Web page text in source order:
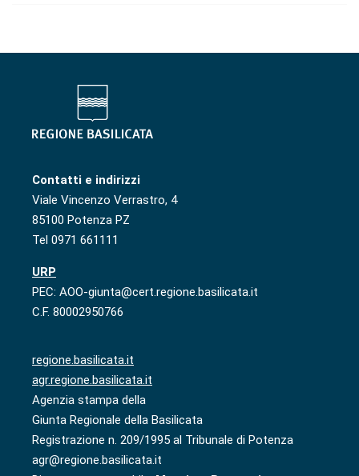
Contatti e indirizzi
Viale Vincenzo Verrastro, 4
85100 Potenza PZ
Tel 0971 661111
URP
PEC: AOO-giunta@cert.regione.basilicata.it
C.F. 80002950766
regione.basilicata.it
agr.regione.basilicata.it
Agenzia stampa della
Giunta Regionale della Basilicata
Registrazione n. 209/1995 al Tribunale di Potenza
agr@regione.basilicata.it